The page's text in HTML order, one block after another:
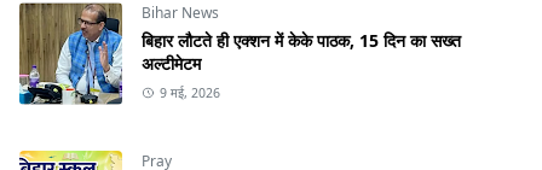
Bihar News
बिहार लौटते ही एक्शन में केके पाठक, 15 दिन का सख्त
अल्टीमेटम
9 मई, 2026
Pray